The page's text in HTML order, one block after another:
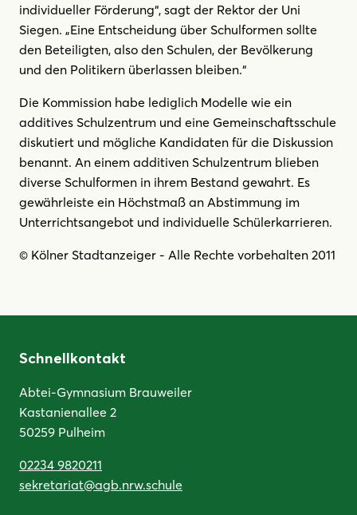
individueller Förderung“, sagt der Rektor der Uni
Siegen. „Eine Entscheidung über Schulformen sollte
den Beteiligten, also den Schulen, der Bevölkerung
und den Politikern überlassen bleiben.“
Die Kommission habe lediglich Modelle wie ein
additives Schulzentrum und eine Gemeinschaftsschule
diskutiert und mögliche Kandidaten für die Diskussion
benannt. An einem additiven Schulzentrum blieben
diverse Schulformen in ihrem Bestand gewahrt. Es
gewährleiste ein Höchstmaß an Abstimmung im
Unterrichtsangebot und individuelle Schülerkarrieren.
© Kölner Stadtanzeiger - Alle Rechte vorbehalten 2011
Schnellkontakt
Abtei-Gymnasium Brauweiler
Kastanienallee 2
50259 Pulheim
02234 9820211
sekretariat@agb.nrw.schule